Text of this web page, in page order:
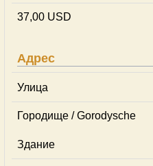
37,00 USD
Адрес
Улица
Городище / Gorodysche
Здание